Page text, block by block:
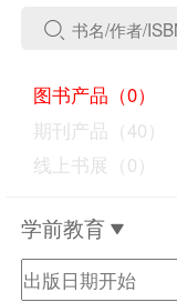
图书产品（0）
期刊产品（40）
线上书展（0）
学前教育